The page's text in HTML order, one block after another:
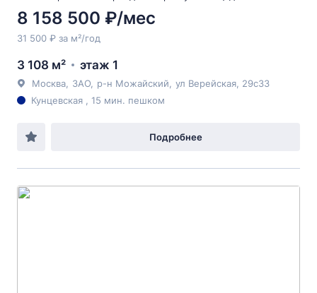
8 158 500 ₽/мес
31 500 ₽ за м²/год
3 108 м² этаж 1
Москва ЗАО р-н Можайский ул Верейская , 29с33
Кунцевская , 15 мин. пешком
Подробнее